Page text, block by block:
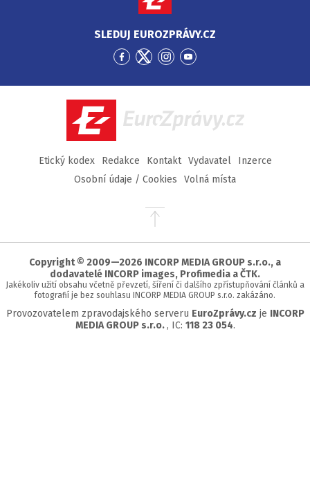
SLEDUJ EUROZPRÁVY.CZ
Přejít
Facebook
Přejít
Twitter
Přejít
Instagram
Přejít
YouTube
EuroZprávy.cz
Etický kodex Redakce Kontakt Vydavatel
Inzerce
Osobní údaje / Cookies
Volná místa
Přejít
stránky
Copyright © 2009—2026 INCORP MEDIA GROUP s.r.o., a
dodavatelé INCORP images, Profimedia a ČTK.
Jakékoliv užití obsahu včetně převzetí, šíření či dalšího zpřístupňování článků a
fotografií je bez souhlasu INCORP MEDIA GROUP s.r.o. zakázáno.
Provozovatelem zpravodajského serveru EuroZprávy.cz je INCORP
MEDIA GROUP s.r.o. , IC: 118 23 054.